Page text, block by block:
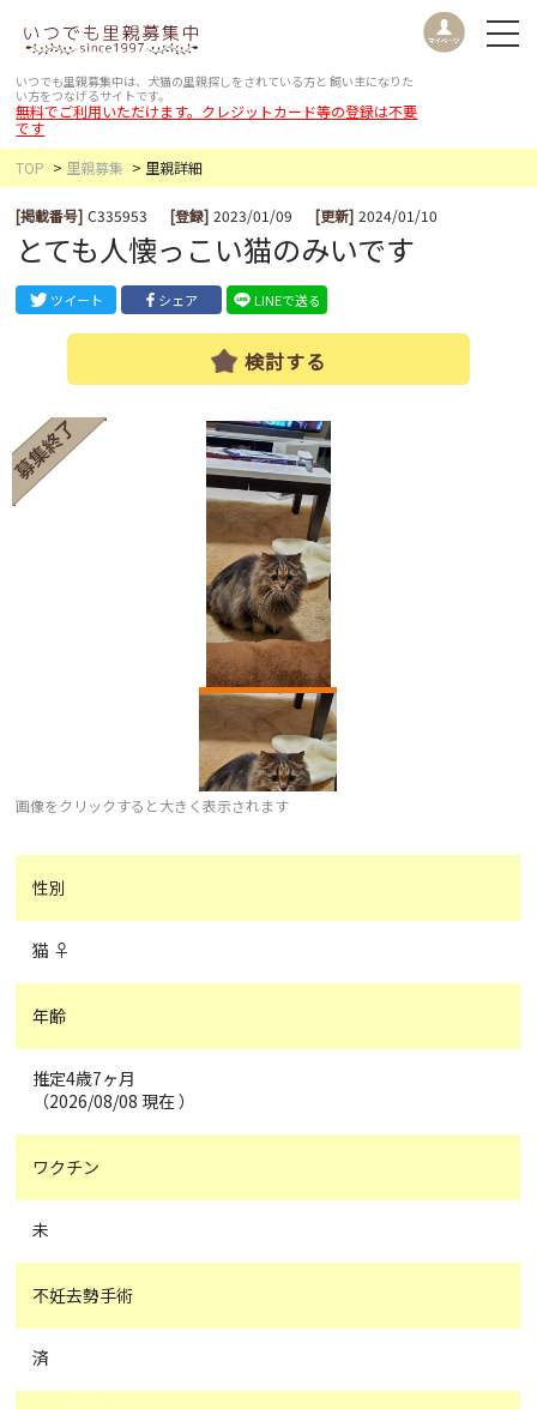
いつでも里親募集中は、犬猫の里親探しをされている方と 飼い主になりた
い方をつなげるサイトです。
無料でご利用いただけます。クレジットカード等の登録は不要
です
TOP
里親募集 里親詳細
[掲載番号] C335953 [登録] 2023/01/09 [更新] 2024/01/10
とても人懐っこい猫のみいです
ツイート シェア LINEで送る
検討する
画像をクリックすると大きく表示されます
性別
猫 ♀
年齢
推定4歳7ヶ月
（2026/08/08 現在 ）
ワクチン
未
不妊去勢手術
済